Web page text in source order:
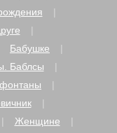
Бабушке
Баблсы
Женщине